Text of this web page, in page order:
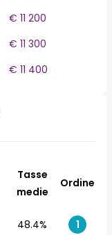
€ 11 200
€ 11 300
€ 11 400
Tasse
medie
Ordine
48.4% 1